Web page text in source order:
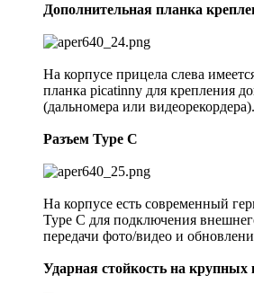
Дополнительная планка
На корпусе прицела слева
планка picatinny для крепления
(дальномера или видеорекордера).
Разъем Type C
На корпусе есть современный
Type C для подключения
передачи фото/видео и
Ударная стойкость на крупных